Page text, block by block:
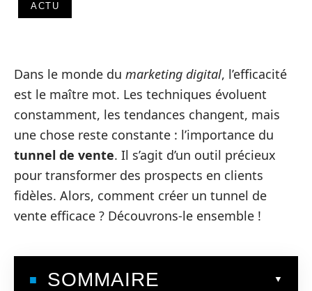
ACTU
Dans le monde du marketing digital, l’efficacité
est le maître mot. Les techniques évoluent
constamment, les tendances changent, mais
une chose reste constante : l’importance du
tunnel de vente. Il s’agit d’un outil précieux
pour transformer des prospects en clients
fidèles. Alors, comment créer un tunnel de
vente efficace ? Découvrons-le ensemble !
SOMMAIRE